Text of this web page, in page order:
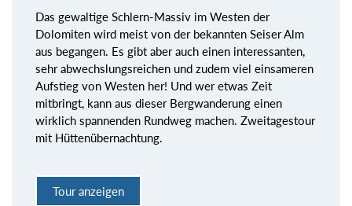
Das gewaltige Schlern-Massiv im Westen der
Dolomiten wird meist von der bekannten Seiser Alm
aus begangen. Es gibt aber auch einen interessanten,
sehr abwechslungsreichen und zudem viel einsameren
Aufstieg von Westen her! Und wer etwas Zeit
mitbringt, kann aus dieser Bergwanderung einen
wirklich spannenden Rundweg machen. Zweitagestour
mit Hüttenübernachtung.
Tour anzeigen